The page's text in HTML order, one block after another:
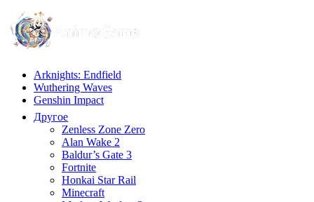
Arknights: Endfield
Wuthering Waves
Genshin Impact
Другое
Zenless Zone Zero
Alan Wake 2
Baldur’s Gate 3
Fortnite
Honkai Star Rail
Minecraft